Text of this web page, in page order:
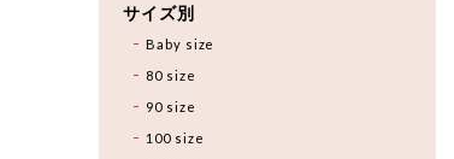
サイズ別
Baby size
80 size
90 size
100 size